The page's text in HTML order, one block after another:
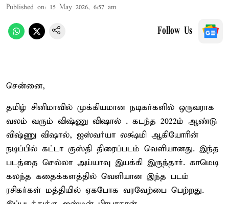
Published on: 15 May 2026, 6:57 am
Follow Us
சென்னை,
தமிழ் சினிமாவில் முக்கியமான நடிகர்களில் ஒருவராக
வலம் வரும் விஷ்ணு விஷால் . கடந்த 2022ம் ஆண்டு
விஷ்ணு விஷால், ஐஸ்வர்யா லக்ஷ்மி ஆகியோரின்
நடிப்பில் கட்டா குஸ்தி திரைப்படம் வெளியானது. இந்த
படத்தை செல்லா அய்யாவு இயக்கி இருந்தார். காமெடி
கலந்த கதைக்களத்தில் வெளியான இந்த படம்
ரசிகர்கள் மத்தியில் ஏகபோக வரவேற்பை பெற்றது.